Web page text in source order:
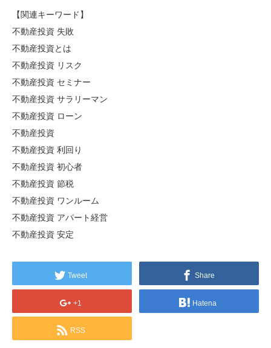
【関連キーワード】
不動産投資 失敗
不動産投資とは
不動産投資 リスク
不動産投資 セミナー
不動産投資 サラリーマン
不動産投資 ローン
不動産投資
不動産投資 利回り
不動産投資 初心者
不動産投資 節税
不動産投資 ワンルーム
不動産投資 アパート経営
不動産投資 安定
Tweet Share
+1 Hatena
RSS